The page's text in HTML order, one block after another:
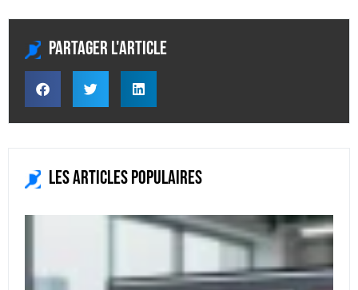
Partager l'article
Les articles populaires